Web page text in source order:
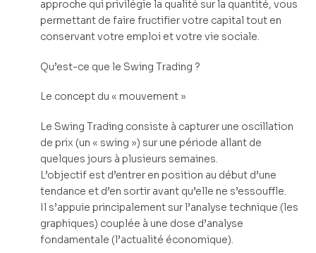
approche qui privilégie la qualité sur la quantité, vous
permettant de faire fructifier votre capital tout en
conservant votre emploi et votre vie sociale.
Qu’est-ce que le Swing Trading ?
Le concept du « mouvement »
Le Swing Trading consiste à capturer une oscillation
de prix (un « swing ») sur une période allant de
quelques jours à plusieurs semaines.
L’objectif est d’entrer en position au début d’une
tendance et d’en sortir avant qu’elle ne s’essouffle.
Il s’appuie principalement sur l’analyse technique (les
graphiques) couplée à une dose d’analyse
fondamentale (l’actualité économique).